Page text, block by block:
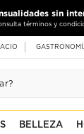
sin
términos y
BELLEZA